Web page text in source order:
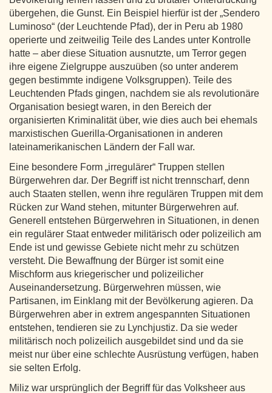
übergehen, die Gunst. Ein Beispiel hierfür ist der „Sendero
Luminoso“ (der Leuchtende Pfad), der in Peru ab 1980
operierte und zeitweilig Teile des Landes unter Kontrolle
hatte – aber diese Situation ausnutzte, um Terror gegen
ihre eigene Zielgruppe auszuüben (so unter anderem
gegen bestimmte indigene Volksgruppen). Teile des
Leuchtenden Pfads gingen, nachdem sie als revolutionäre
Organisation besiegt waren, in den Bereich der
organisierten Kriminalität über, wie dies auch bei ehemals
marxistischen Guerilla-Organisationen in anderen
lateinamerikanischen Ländern der Fall war.
Eine besondere Form „irregulärer“ Truppen stellen
Bürgerwehren dar. Der Begriff ist nicht trennscharf, denn
auch Staaten stellen, wenn ihre regulären Truppen mit dem
Rücken zur Wand stehen, mitunter Bürgerwehren auf.
Generell entstehen Bürgerwehren in Situationen, in denen
ein regulärer Staat entweder militärisch oder polizeilich am
Ende ist und gewisse Gebiete nicht mehr zu schützen
versteht. Die Bewaffnung der Bürger ist somit eine
Mischform aus kriegerischer und polizeilicher
Auseinandersetzung. Bürgerwehren müssen, wie
Partisanen, im Einklang mit der Bevölkerung agieren. Da
Bürgerwehren aber in extrem angespannten Situationen
entstehen, tendieren sie zu Lynchjustiz. Da sie weder
militärisch noch polizeilich ausgebildet sind und da sie
meist nur über eine schlechte Ausrüstung verfügen, haben
sie selten Erfolg.
Miliz war ursprünglich der Begriff für das Volksheer aus